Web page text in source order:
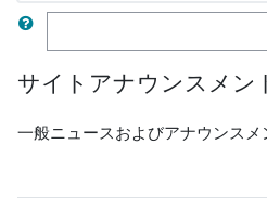
検索
サイトアナウンスメン
一般ニュースおよびアナウンスメ